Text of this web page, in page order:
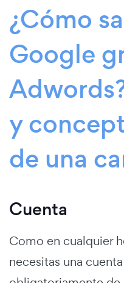
¿Cómo
Google
y
de una
Cuenta
Como en cualquier
necesitas una